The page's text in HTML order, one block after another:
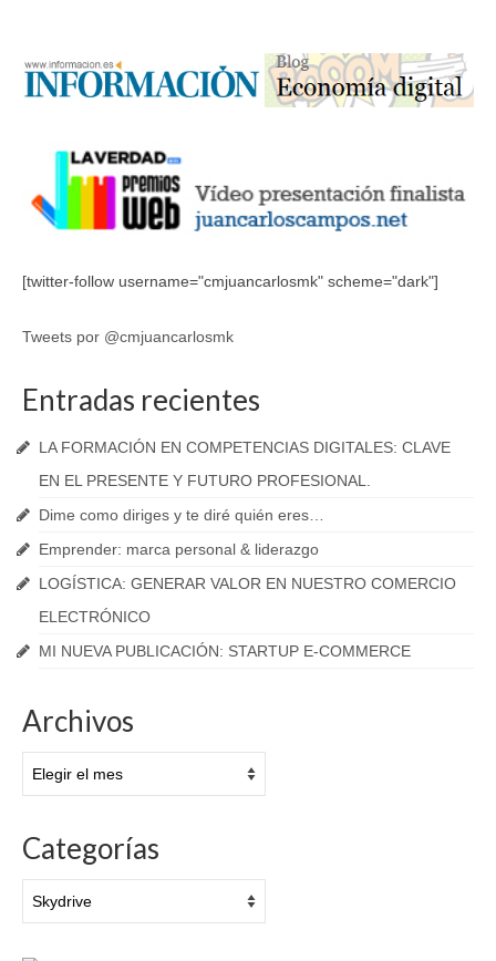
[twitter-follow username="cmjuancarlosmk" scheme="dark"]
Tweets por @cmjuancarlosmk
Entradas recientes
LA FORMACIÓN EN COMPETENCIAS DIGITALES: CLAVE
EN EL PRESENTE Y FUTURO PROFESIONAL.
Dime como diriges y te diré quién eres…
Emprender: marca personal & liderazgo
LOGÍSTICA: GENERAR VALOR EN NUESTRO COMERCIO
ELECTRÓNICO
MI NUEVA PUBLICACIÓN: STARTUP E-COMMERCE
Archivos
Categorías